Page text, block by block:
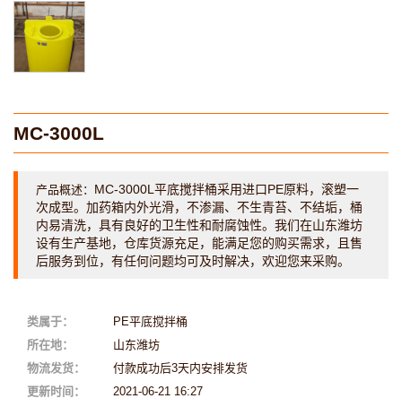
MC-3000L
产品概述： MC-3000L平底搅拌桶采用进口PE原料，滚塑一
次成型。加药箱内外光滑，不渗漏、不生青苔、不结垢，桶
内易清洗，具有良好的卫生性和耐腐蚀性。我们在山东潍坊
设有生产基地，仓库货源充足，能满足您的购买需求，且售
后服务到位，有任何问题均可及时解决，欢迎您来采购。
类属于：
PE平底搅拌桶
所在地：
山东潍坊
物流发货：
付款成功后3天内安排发货
更新时间：
2021-06-21 16:27